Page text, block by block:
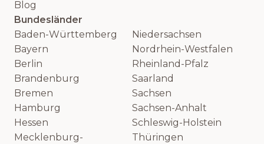
Blog
Bundesländer
Baden-Württemberg
Bayern
Berlin
Brandenburg
Bremen
Hamburg
Hessen
Mecklenburg-
Niedersachsen
Nordrhein-Westfalen
Rheinland-Pfalz
Saarland
Sachsen
Sachsen-Anhalt
Schleswig-Holstein
Thüringen